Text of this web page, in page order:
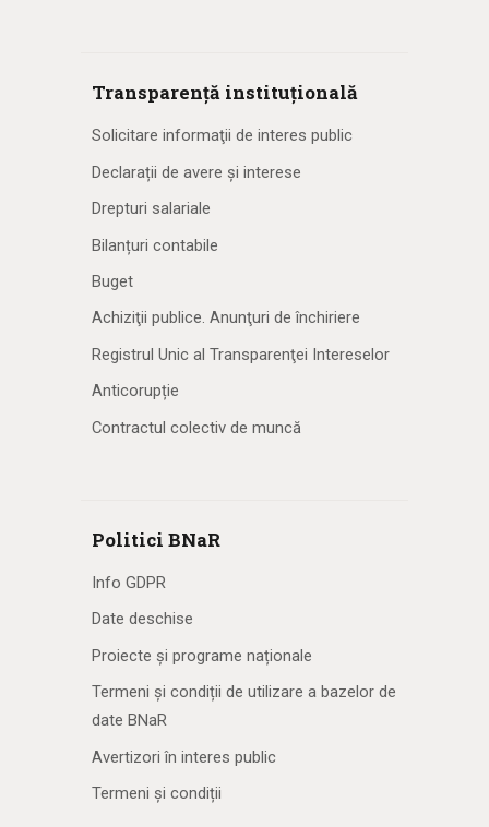
Transparență instituțională
Solicitare informaţii de interes public
Declarații de avere și interese
Drepturi salariale
Bilanțuri contabile
Buget
Achiziţii publice. Anunţuri de închiriere
Registrul Unic al Transparenţei Intereselor
Anticorupție
Contractul colectiv de muncă
Politici BNaR
Info GDPR
Date deschise
Proiecte și programe naționale
Termeni și condiții de utilizare a bazelor de
date BNaR
Avertizori în interes public
Termeni și condiții